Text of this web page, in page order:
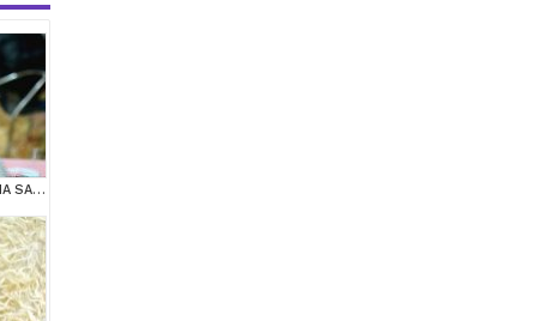
MUHTEŞEM YÜZ HATINA SAHİP SİLVER SCOTTİSH FOLD